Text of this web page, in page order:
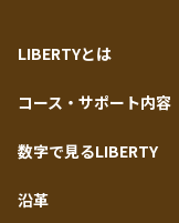
LIBERTYとは
コース・サポート内容
数字で見るLIBERTY
沿革